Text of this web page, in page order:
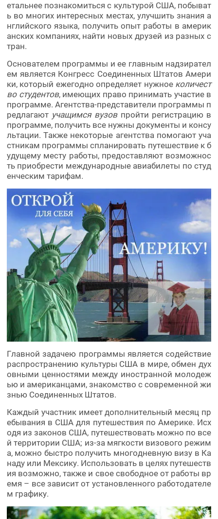
етальнее познакомиться с культурой США, побыват
ь во многих интересных местах, улучшить знания а
нглийского языка, получить опыт работы в америк
анских компаниях, найти новых друзей из разных с
тран.
Основателем программы и ее главным надзирател
ем является Конгресс Соединенных Штатов Амери
ки, который ежегодно определяет нужное количест
во студентов, имеющих право принимать участие в
программе. Агентства-представители программы п
редлагают учащимся вузовпройти регистрацию в
программе, получить все нужны документы и консу
льтации. Также некоторые агентства помогают уча
стникам программы спланировать путешествие к б
удущему месту работы, предоставляют возможнос
ть приобрести международные авиабилеты по студ
енческим тарифам.
Главной задачею программы является содействие
распространению культуры США в мире, обмен дух
овными ценностями между иностранной молодеж
ью и американцами, знакомство с современной жи
знью Соединенных Штатов.
Каждый участник имеет дополнительный месяц пр
ебывания в США для путешествия по Америке. Исх
одя из законов США, путешествовать можно по все
й территории США; из-за мягкости визового режим
а, можно быстро получить многодневную визу в Ка
наду или Мексику. Использовать в целях путешеств
ия возможно, также и свое свободное от работы вр
емя – все зависит от установленного работодателе
м графику.